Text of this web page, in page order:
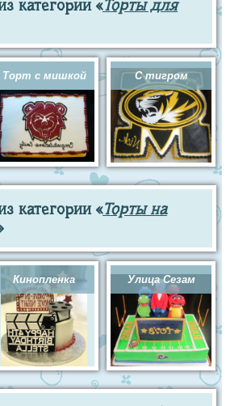
категории «Торты для
Торт с мишкой С тигром
категории «Торты на
Кинопленка Улица Сезам